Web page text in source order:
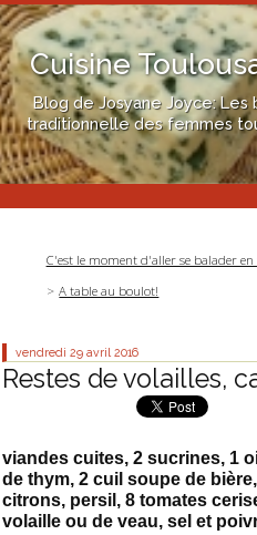
Cuisine
Blog de Josyane Joyce:
traditionnelle des femmes
C'est le moment d'aller se balader
A table au boulot!
vendredi 29 avril 2016
Restes de volailles,
viandes cuites, 2 sucrines, 1
de thym, 2 cuil soupe de
citrons, persil, 8 tomates
volaille ou de veau, sel et